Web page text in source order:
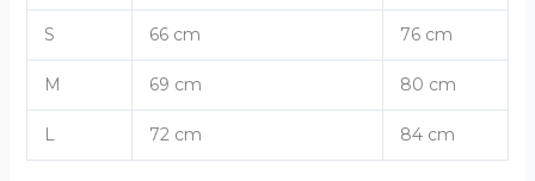
S 66 cm 76 cm
M 69 cm 80 cm
L 72 cm 84 cm